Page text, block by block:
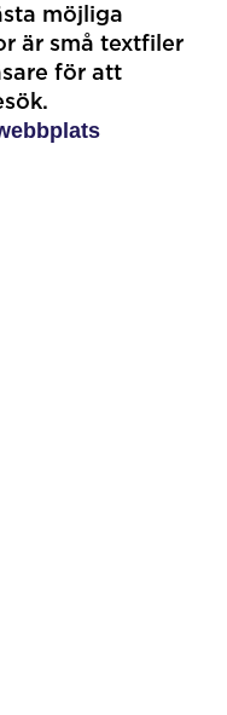
leg.
från
möjliga
är små textfiler
för att